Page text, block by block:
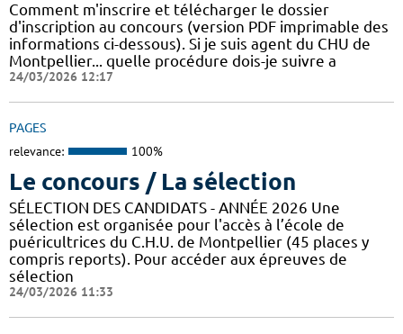
Comment m'inscrire et télécharger le dossier
d'inscription au concours (version PDF imprimable des
informations ci-dessous). Si je suis agent du CHU de
Montpellier... quelle procédure dois-je suivre a
24/03/2026 12:17
PAGES
relevance: 100%
Le concours / La sélection
SÉLECTION DES CANDIDATS - ANNÉE 2026 Une
sélection est organisée pour l'accès à l’école de
puéricultrices du C.H.U. de Montpellier (45 places y
compris reports). Pour accéder aux épreuves de
sélection
24/03/2026 11:33